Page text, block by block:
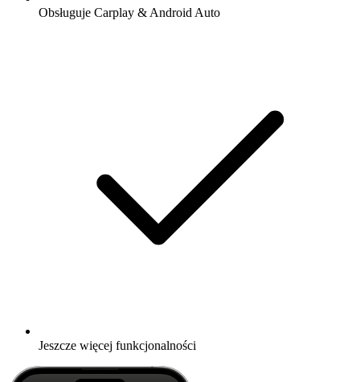
Obsługuje Carplay & Android Auto
Jeszcze więcej funkcjonalności